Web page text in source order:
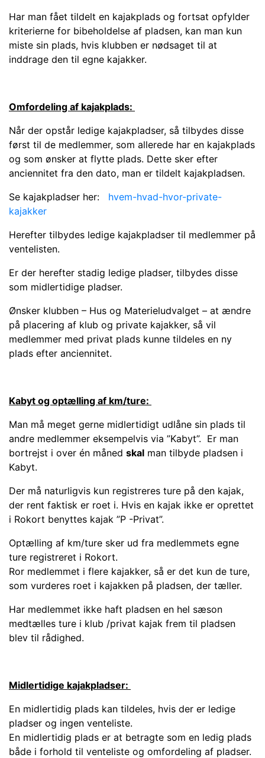
Har man fået tildelt en kajakplads og fortsat opfylder
kriterierne for bibeholdelse af pladsen, kan man kun
miste sin plads, hvis klubben er nødsaget til at
inddrage den til egne kajakker.
Omfordeling af kajakplads:
Når der opstår ledige kajakpladser, så tilbydes disse
først til de medlemmer, som allerede har en kajakplads
og som ønsker at flytte plads. Dette sker efter
anciennitet fra den dato, man er tildelt kajakpladsen.
Se kajakpladser her: hvem-hvad-hvor-private-
kajakker
Herefter tilbydes ledige kajakpladser til medlemmer på
ventelisten.
Er der herefter stadig ledige pladser, tilbydes disse
som midlertidige pladser.
Ønsker klubben – Hus og Materieludvalget – at ændre
på placering af klub og private kajakker, så vil
medlemmer med privat plads kunne tildeles en ny
plads efter anciennitet.
Kabyt og optælling af km/ture:
Man må meget gerne midlertidigt udlåne sin plads til
andre medlemmer eksempelvis via ”Kabyt”. Er man
bortrejst i over én måned skal man tilbyde pladsen i
Kabyt.
Der må naturligvis kun registreres ture på den kajak,
der rent faktisk er roet i. Hvis en kajak ikke er oprettet
i Rokort benyttes kajak ”P -Privat”.
Optælling af km/ture sker ud fra medlemmets egne
ture registreret i Rokort.
Ror medlemmet i flere kajakker, så er det kun de ture,
som vurderes roet i kajakken på pladsen, der tæller.
Har medlemmet ikke haft pladsen en hel sæson
medtælles ture i klub /privat kajak frem til pladsen
blev til rådighed.
Midlertidige kajakpladser:
En midlertidig plads kan tildeles, hvis der er ledige
pladser og ingen venteliste.
En midlertidig plads er at betragte som en ledig plads
både i forhold til venteliste og omfordeling af pladser.